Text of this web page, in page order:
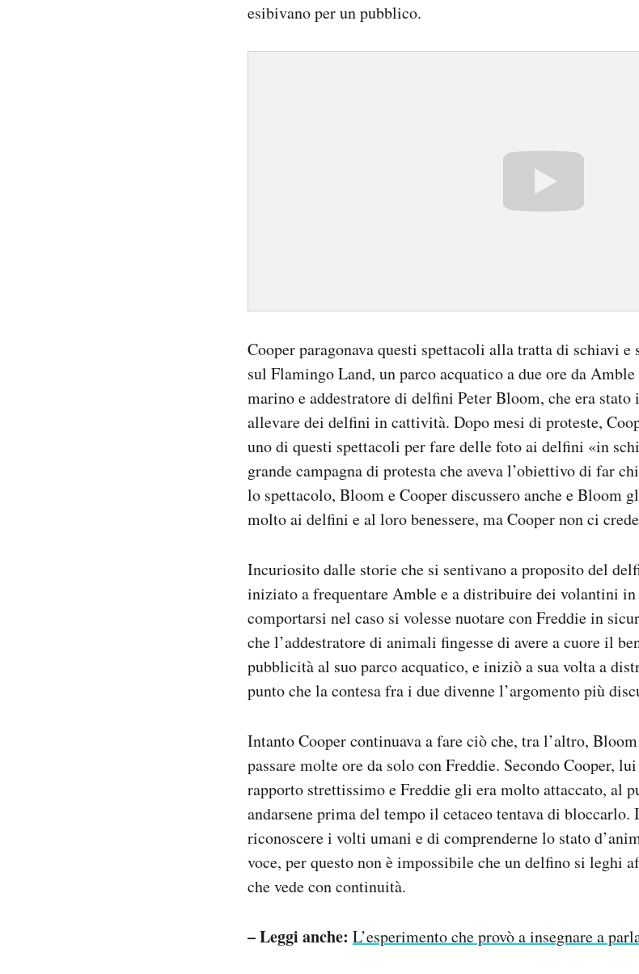
esibivano per un pubblico.
Cooper paragonava questi spettacoli alla tratta di schiavi
sul Flamingo Land, un parco acquatico a due ore da
marino e addestratore di delfini Peter Bloom, che era
allevare dei delfini in cattività. Dopo mesi di proteste,
uno di questi spettacoli per fare delle foto ai delfini «in
grande campagna di protesta che aveva l’obiettivo di far
lo spettacolo, Bloom e Cooper discussero anche e Bloom
molto ai delfini e al loro benessere, ma Cooper non ci
Incuriosito dalle storie che si sentivano a proposito del
iniziato a frequentare Amble e a distribuire dei volantini in
comportarsi nel caso si volesse nuotare con Freddie in
che l’addestratore di animali fingesse di avere a cuore il
pubblicità al suo parco acquatico, e iniziò a sua volta a
punto che la contesa fra i due divenne l’argomento più
Intanto Cooper continuava a fare ciò che, tra l’altro,
passare molte ore da solo con Freddie. Secondo Cooper,
rapporto strettissimo e Freddie gli era molto attaccato, al
andarsene prima del tempo il cetaceo tentava di
riconoscere i volti umani e di comprenderne lo stato
voce, per questo non è impossibile che un delfino si leghi
che vede con continuità.
– Leggi anche: L’esperimento che provò a insegnare a